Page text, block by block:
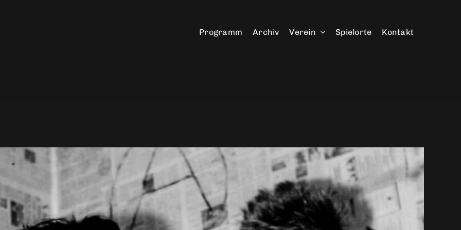
Programm Archiv Verein Spielorte Kontakt